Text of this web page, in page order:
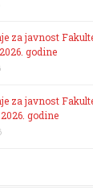
za javnost
godine
za javnost
godine